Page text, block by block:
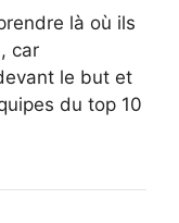
là où ils
car
le but et
du top 10